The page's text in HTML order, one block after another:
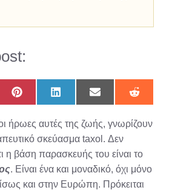
Share
on
Share
on
Share
on
Share
on
ήρωες αυτές της ζωής, γνωρίζουν
σκεύασμα taxol. Δεν
η βάση παρασκευής του είναι το
. Είναι ένα και μοναδικό, όχι μόνο
και στην Ευρώπη. Πρόκειται